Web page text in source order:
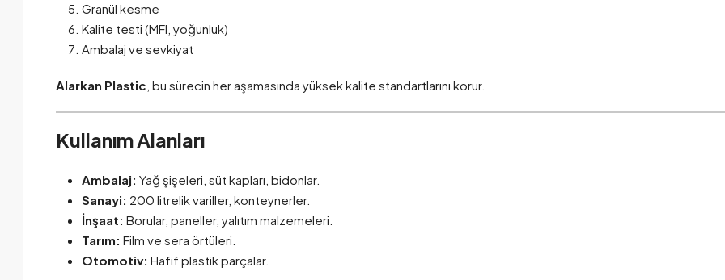
Granül kesme
Kalite testi (MFI, yoğunluk)
Ambalaj ve sevkiyat
Alarkan Plastic , bu sürecin her aşamasında yüksek kalite standartlarını korur.
Kullanım Alanları
Ambalaj: Yağ şişeleri, süt kapları, bidonlar.
Sanayi: 200 litrelik variller, konteynerler.
İnşaat: Borular, paneller, yalıtım malzemeleri.
Tarım: Film ve sera örtüleri.
Otomotiv: Hafif plastik parçalar.